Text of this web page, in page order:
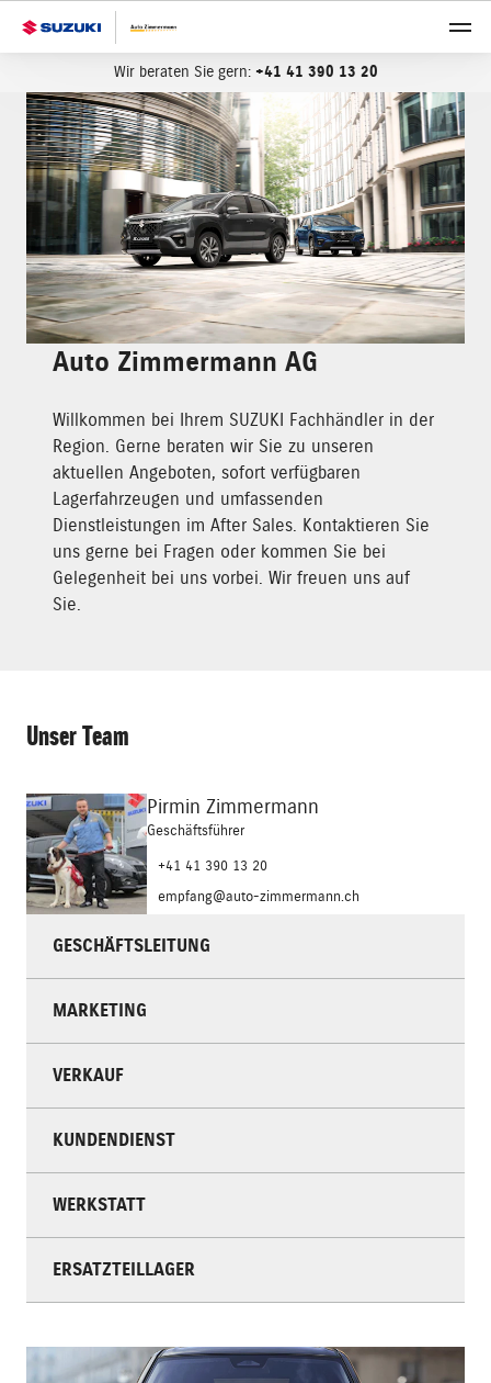
Wir beraten Sie gern: +41 41 390 13 20
Auto Zimmermann AG
Willkommen bei Ihrem SUZUKI Fachhändler in der
Region. Gerne beraten wir Sie zu unseren
aktuellen Angeboten, sofort verfügbaren
Lagerfahrzeugen und umfassenden
Dienstleistungen im After Sales. Kontaktieren Sie
uns gerne bei Fragen oder kommen Sie bei
Gelegenheit bei uns vorbei. Wir freuen uns auf
Sie.
Unser Team
Pirmin Zimmermann
Geschäftsführer
+41 41 390 13 20
empfang@auto-zimmermann.ch
GESCHÄFTSLEITUNG
MARKETING
VERKAUF
KUNDENDIENST
WERKSTATT
ERSATZTEILLAGER